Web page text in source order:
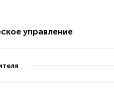
управление